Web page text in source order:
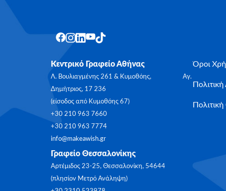
Κεντρικό Γραφείο Αθήνας
Λ. Βουλιαγμένης 261 & Κυμοθόης, Αγ.
Δημήτριος, 17 236
(είσοδος από Κυμοθόης 67)
+30 210 963 7660
+30 210 963 7774
info@makeawish.gr
Γραφείο Θεσσαλονίκης
Αρτέμιδος 23-25, Θεσσαλονίκη, 54644
(πλησίον Μετρό Ανάληψη)
Όροι